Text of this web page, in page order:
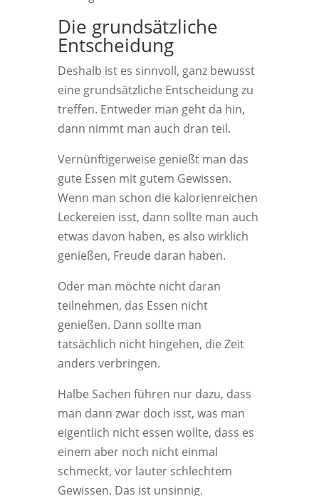
Die grundsätzliche
Entscheidung
Deshalb ist es sinnvoll, ganz bewusst
eine grundsätzliche Entscheidung zu
treffen. Entweder man geht da hin,
dann nimmt man auch dran teil.
Vernünftigerweise genießt man das
gute Essen mit gutem Gewissen.
Wenn man schon die kalorienreichen
Leckereien isst, dann sollte man auch
etwas davon haben, es also wirklich
genießen, Freude daran haben.
Oder man möchte nicht daran
teilnehmen, das Essen nicht
genießen. Dann sollte man
tatsächlich nicht hingehen, die Zeit
anders verbringen.
Halbe Sachen führen nur dazu, dass
man dann zwar doch isst, was man
eigentlich nicht essen wollte, dass es
einem aber noch nicht einmal
schmeckt, vor lauter schlechtem
Gewissen. Das ist unsinnig.